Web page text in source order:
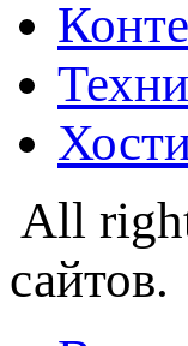
All
сайтов.